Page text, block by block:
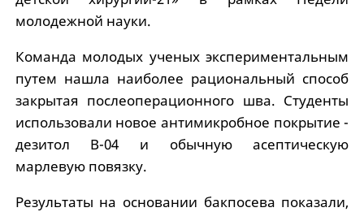
молодежной науки.
Команда молодых ученых экспериментальным
путем нашла наиболее рациональный способ
закрытая послеоперационного шва. Студенты
использовали новое антимикробное покрытие -
дезитол B-04 и обычную асептическую
марлевую повязку.
Результаты на основании бакпосева показали,